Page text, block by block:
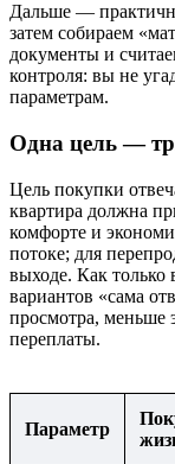
Дальше —
затем собираем
документы и
контроля: вы не
параметрам.
Одна цель —
Цель покупки
квартира должна
комфорте и
потоке; для
выходе. Как только
вариантов «сама
просмотра,
переплаты.
Параметр